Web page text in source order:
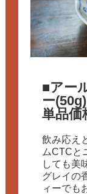
■アー
ー(50g)
単品価
飲み応え
ムCTCと
しても美
グレイの
ィーでも